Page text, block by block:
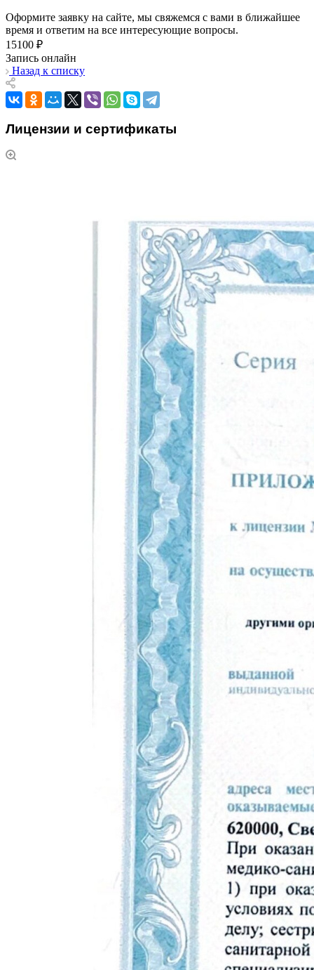
Оформите заявку на сайте, мы свяжемся с вами в ближайшее
время и ответим на все интересующие вопросы.
15100 ₽
Запись онлайн
Назад к списку
Лицензии и сертификаты